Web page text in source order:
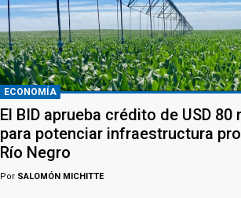
ECONOMÍA
El BID aprueba crédito de USD 80
para potenciar infraestructura
Río Negro
Por SALOMÓN MICHITTE